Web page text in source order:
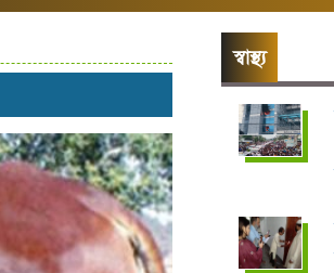
স্বাস্থ্য